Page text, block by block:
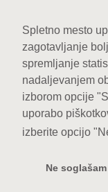
Spletno mesto
zagotavljanje
spremljanje
nadaljevanjem
izborom opcije
uporabo
izberite opcijo
Ne soglašam